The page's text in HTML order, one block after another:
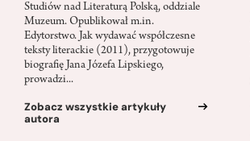
Studiów nad Literaturą Polską, oddziale
Muzeum. Opublikował m.in.
Edytorstwo. Jak wydawać współczesne
teksty literackie (2011), przygotowuje
biografię Jana Józefa Lipskiego,
prowadzi...
Zobacz wszystkie artykuły
autora